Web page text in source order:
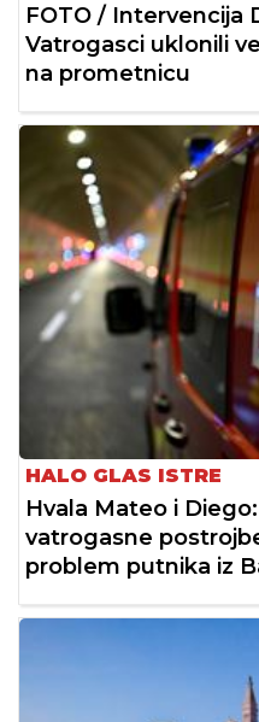
FOTO / Intervencija
Vatrogasci uklonili
na prometnicu
HALO GLAS ISTRE
Hvala Mateo i
vatrogasne
problem putnika iz